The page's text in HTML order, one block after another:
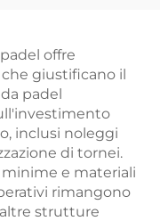
offre
giustificano il
padel
inclusi noleggi
di tornei.
e materiali
rimangono
strutture